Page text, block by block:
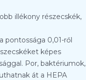
illékony részecskék,
pontossága 0,01-ről
képes
Por, baktériumok,
át a HEPA